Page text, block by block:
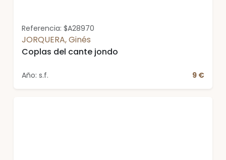
Referencia: $A28970
JORQUERA, Ginés
Coplas del cante jondo
Año: s.f. 9 €